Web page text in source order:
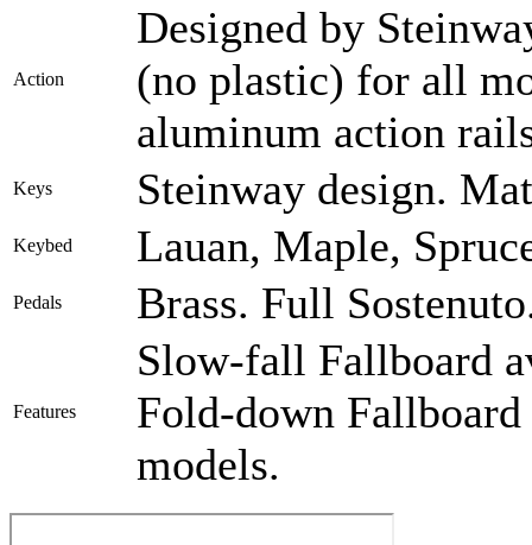
Action
Designed by
(no plastic) for all
aluminum action
Keys Steinway design.
Keybed Lauan, Maple,
Pedals Brass. Full
Features
Slow-fall Fallboard
Fold-down
models.